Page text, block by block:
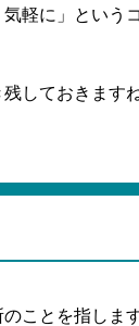
軽に」という
しておきますね
ことを指しま